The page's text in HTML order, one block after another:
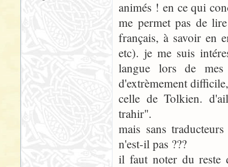
animés ! en ce qui
me permet pas de
français, à savoir en
etc). je me suis
langue lors de
d'extrèmement
celle de Tolkien.
trahir".
mais sans
n'est-il pas ???
il faut noter du reste